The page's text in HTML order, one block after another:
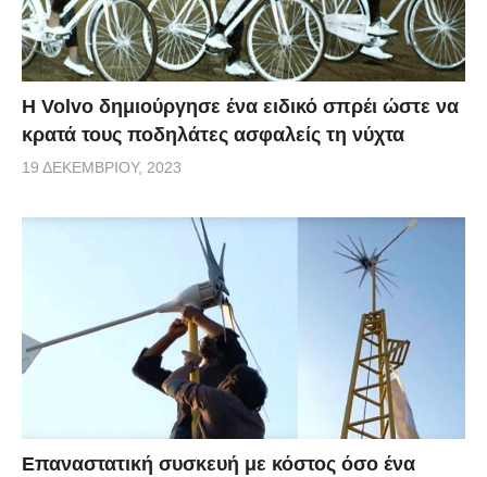
Η Volvo δημιούργησε ένα ειδικό σπρέι ώστε να
κρατά τους ποδηλάτες ασφαλείς τη νύχτα
19 ΔΕΚΕΜΒΡΊΟΥ, 2023
Επαναστατική συσκευή με κόστος όσο ένα